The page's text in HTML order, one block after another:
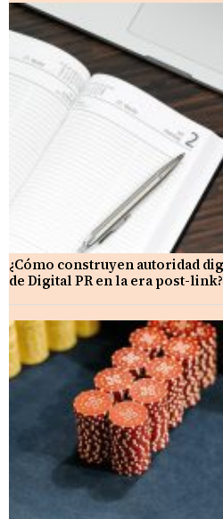
¿Cómo construyen autoridad
de Digital PR en la era post-link?